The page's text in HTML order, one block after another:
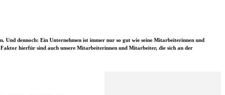
dennoch: Ein Unternehmen ist immer nur so gut wie seine Mitarbeiterinnen und
hierfür sind auch unsere Mitarbeiterinnen und Mitarbeiter, die sich an der